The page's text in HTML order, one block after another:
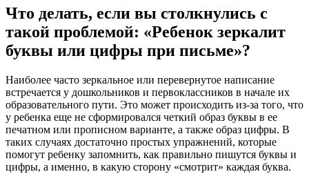
Что делать, если вы столкнулись с
такой проблемой: «Ребенок зеркалит
буквы или цифры при письме»?
Наиболее часто зеркальное или перевернутое написание
встречается у дошкольников и первоклассников в начале их
образовательного пути. Это может происходить из-за того, что
у ребенка еще не сформировался четкий образ буквы в ее
печатном или прописном варианте, а также образ цифры. В
таких случаях достаточно простых упражнений, которые
помогут ребенку запомнить, как правильно пишутся буквы и
цифры, а именно, в какую сторону «смотрит» каждая буква.